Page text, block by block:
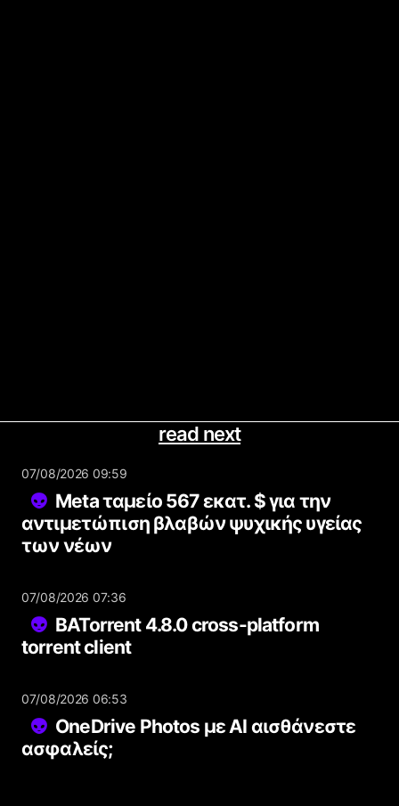
read next
07/08/2026 09:59
Meta ταμείο 567 εκατ. $ για την
αντιμετώπιση βλαβών ψυχικής υγείας
των νέων
07/08/2026 07:36
BATorrent 4.8.0 cross-platform
torrent client
07/08/2026 06:53
OneDrive Photos με AI αισθάνεστε
ασφαλείς;